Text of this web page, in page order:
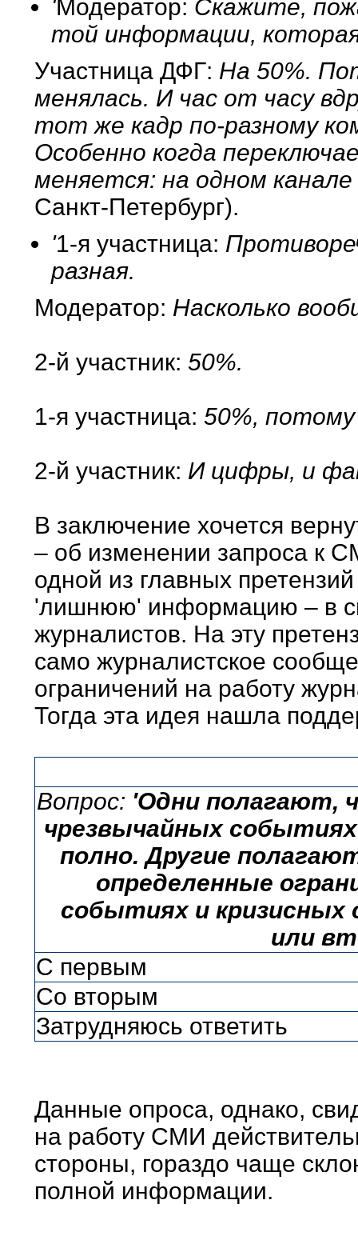
'Модератор: Скажите,
той информации,
Участница ДФГ: На 50%.
менялась. И час от часу
тот же кадр по-разному
Особенно когда
меняется: на одном
Санкт-Петербург).
'1-я участница:
разная.
Модератор: Насколько
2-й участник: 50%.
1-я участница: 50%,
2-й участник: И цифры, и
В заключение хочется
– об изменении запроса к
одной из главных
'лишнюю' информацию – в
журналистов. На эту
само журналистское
ограничений на работу
Тогда эта идея нашла
Вопрос: 'Одни полагают,
чрезвычайных
полно. Другие
определенные
событиях и кризисных
или
С первым
Со вторым
Затрудняюсь ответить
Данные опроса, однако,
на работу СМИ
стороны, гораздо чаще
полной информации.